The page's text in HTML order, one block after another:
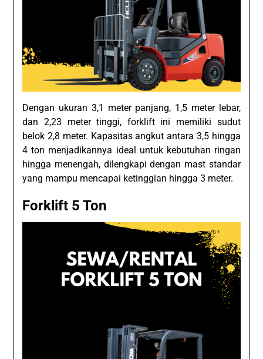
Dengan ukuran 3,1 meter panjang, 1,5 meter lebar,
dan 2,23 meter tinggi, forklift ini memiliki sudut
belok 2,8 meter. Kapasitas angkut antara 3,5 hingga
4 ton menjadikannya ideal untuk kebutuhan ringan
hingga menengah, dilengkapi dengan mast standar
yang mampu mencapai ketinggian hingga 3 meter.
Forklift 5 Ton